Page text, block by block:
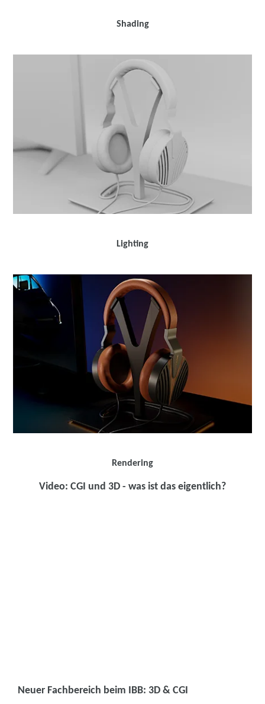
Shading
Lighting
Rendering
Video: CGI und 3D - was ist das eigentlich?
Neuer Fachbereich beim IBB: 3D & CGI